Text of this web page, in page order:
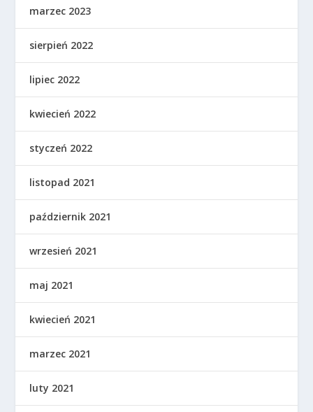
marzec 2023
sierpień 2022
lipiec 2022
kwiecień 2022
styczeń 2022
listopad 2021
październik 2021
wrzesień 2021
maj 2021
kwiecień 2021
marzec 2021
luty 2021